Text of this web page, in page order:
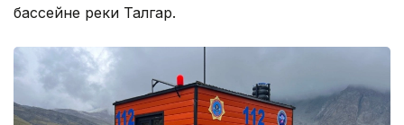
бассейне реки Талгар.